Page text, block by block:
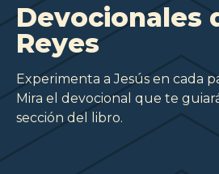
Devocionales
Reyes
Experimenta a Jesús en cada
Mira el devocional que te
sección del libro.